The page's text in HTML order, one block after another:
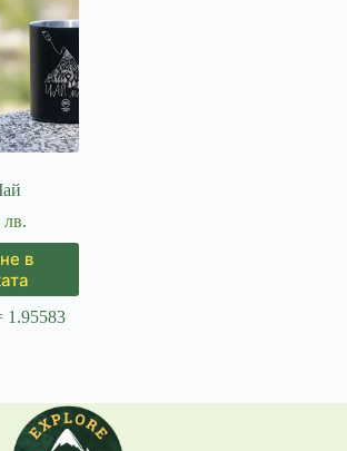
лв.
в
1.95583